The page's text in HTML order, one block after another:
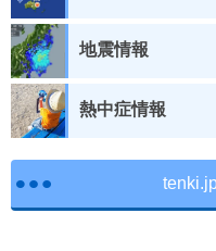
地震情報
熱中症情報